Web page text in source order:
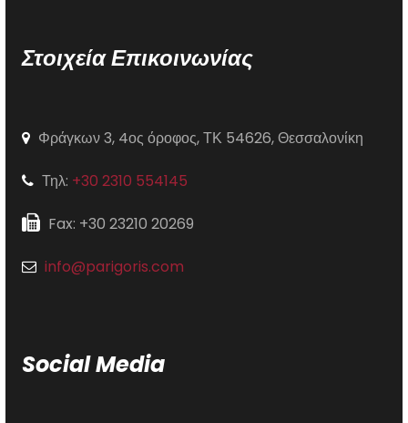
Στοιχεία Επικοινωνίας
Φράγκων 3, 4ος όροφος, ΤΚ 54626, Θεσσαλονίκη
Τηλ: +30 2310 554145
Fax: +30 23210 20269
info@parigoris.com
Social Media